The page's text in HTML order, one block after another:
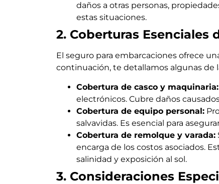
daños a otras personas,
estas situaciones.
2. Coberturas Esenciales
El seguro para embarcaciones ofrece
continuación, te detallamos algunas de
Cobertura de casco y maquinaria:
electrónicos. Cubre daños
Cobertura de equipo personal:
salvavidas. Es esencial para
Cobertura de remolque y varada:
encarga de los costos asociados.
salinidad y exposición al sol.
3. Consideraciones